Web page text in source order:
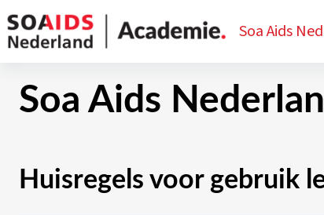
Soa Aids
Soa Aids
Huisregels voor gebruik